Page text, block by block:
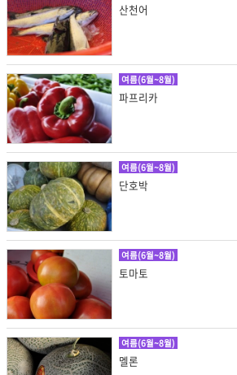
산천어
여름(6월~8월)
파프리카
여름(6월~8월)
단호박
여름(6월~8월)
토마토
여름(6월~8월)
멜론